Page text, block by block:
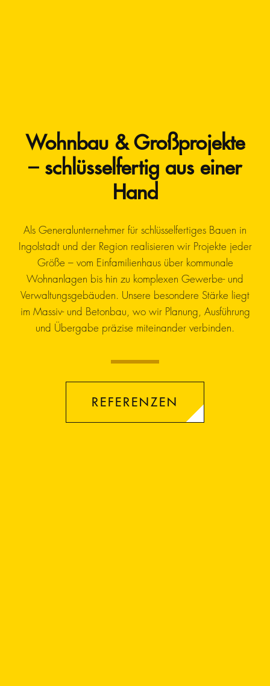
Wohnbau & Großprojekte
– schlüsselfertig aus einer
Hand
Als Generalunternehmer für schlüsselfertiges Bauen in
Ingolstadt und der Region realisieren wir Projekte jeder
Größe – vom Einfamilienhaus über kommunale
Wohnanlagen bis hin zu komplexen Gewerbe- und
Verwaltungsgebäuden. Unsere besondere Stärke liegt
im Massiv- und Betonbau, wo wir Planung, Ausführung
und Übergabe präzise miteinander verbinden.
REFERENZEN